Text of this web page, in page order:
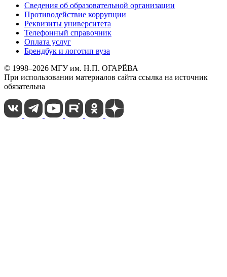
Сведения об образовательной организации
Противодействие коррупции
Реквизиты университета
Телефонный справочник
Оплата услуг
Брендбук и логотип вуза
© 1998–2026 МГУ им. Н.П. ОГАРЁВА
При использовании материалов сайта ссылка на источник
обязательна